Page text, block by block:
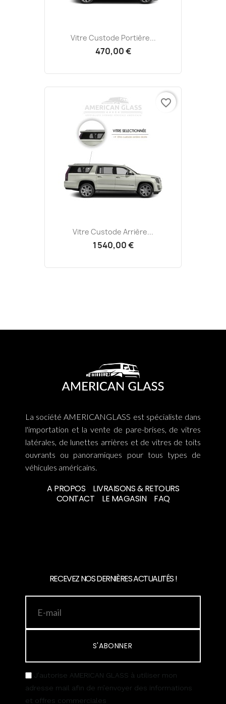
Vitre Custode Portière...
470,00 €
Vitre Custode Arrière...
1 540,00 €
favorite_border
La société AMERICANGLASS est spécialiste dans
l'importation et la vente de pare-brises, de vitres
latérales, de lunettes arrières et de vitres de toits
ouvrants ou panoramiques pour tous types de
véhicules américains.
A PROPOS
LIVRAISONS & RETOURS
CONTACT
LE MAGASIN FAQ
RECEVEZ NOS DERNIÈRES ACTUALITÉS !
S'ABONNER
J’autorise AMERICAN GLASS à utiliser mon
adresse mail afin de m’envoyer des informations
et offres commerciales